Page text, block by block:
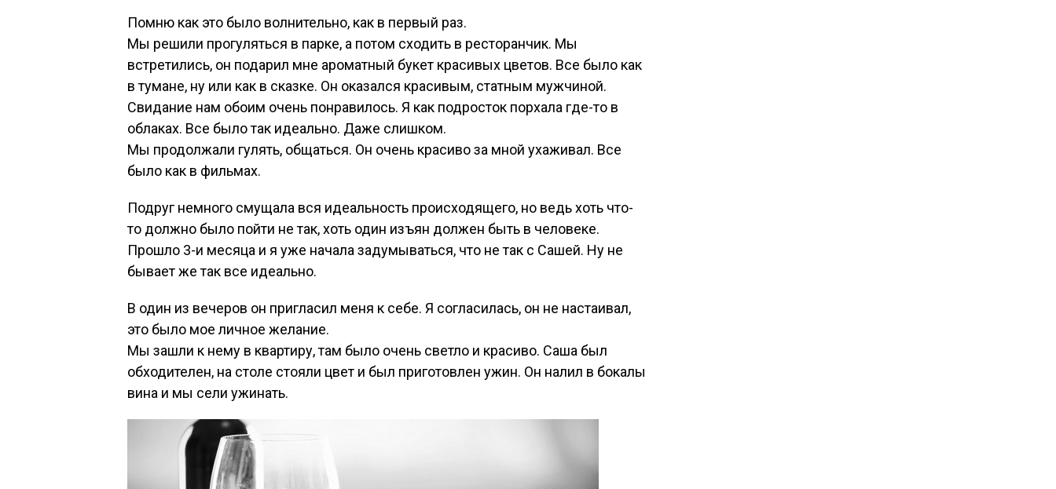
Помню как это было волнительно, как в первый раз.
Мы решили прогуляться в парке, а потом сходить в ресторанчик. Мы
встретились, он подарил мне ароматный букет красивых цветов. Все было как
в тумане, ну или как в сказке. Он оказался красивым, статным мужчиной.
Свидание нам обоим очень понравилось. Я как подросток порхала где-то в
облаках. Все было так идеально. Даже слишком.
Мы продолжали гулять, общаться. Он очень красиво за мной ухаживал. Все
было как в фильмах.
Подруг немного смущала вся идеальность происходящего, но ведь хоть что-
то должно было пойти не так, хоть один изъян должен быть в человеке.
Прошло 3-и месяца и я уже начала задумываться, что не так с Сашей. Ну не
бывает же так все идеально.
В один из вечеров он пригласил меня к себе. Я согласилась, он не настаивал,
это было мое личное желание.
Мы зашли к нему в квартиру, там было очень светло и красиво. Саша был
обходителен, на столе стояли цвет и был приготовлен ужин. Он налил в бокалы
вина и мы сели ужинать.